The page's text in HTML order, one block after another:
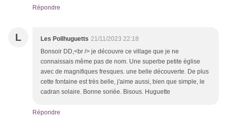
Répondre
L Les Pollhuguetts 21/11/2023 22:18
Bonsoir DD,<br /> je découvre ce village que je ne
connaissais même pas de nom. Une superbe petite église
avec de magnifiques fresques. une belle découverte. De plus
cette fontaine est très belle, j'aime aussi, bien que simple, le
cadran solaire. Bonne soriée. Bisous. Huguette
Répondre